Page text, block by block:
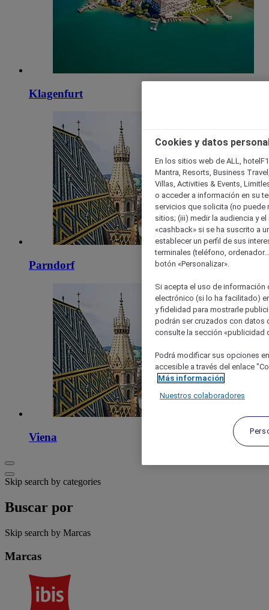
Klagenfurt
Parndorf
Viena
Skip search by categories
Buscar por
Skip search by Marcas
Marcas
Cookies y datos
En los sitios web de ALL,
Mantra, Resorts, Business
Villas, Activities & Events,
o acceder a información en su
servicios que solicita (no puede
sitios; (iii) medir la audiencia y
«cashback» si se ha suscrito a
establecer un perfil de sus
terminales (teléfono,
botón «Personalizar».
Si acepta el uso de
electrónico (si lo ha facilitado)
y fidelidad para mostrarle
podrán ser cruzados con datos
consulte la sección «publicidad
Podrá modificar sus opciones
accesible a través del enlace
Más información
Nuestros colaboradores